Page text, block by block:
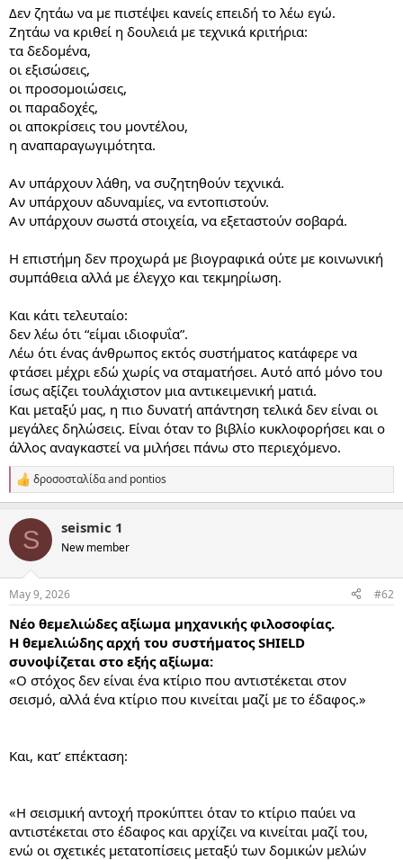
ατυχίες. Δυστυχώς έτσι είναι η ζωή. Μια ωραία ημέρα μπορεί να
ξυπνήσεις με κάποιο πρόβλημα υγείας πχ και το ερευνητικό
μέλλον που μέχρι χτες φαινόταν λαμπρό να μην έχει πλέον καμία
σημασία. Ή μπορεί να δουλεύεις κάπου που δεν μπορούν να σε
υποστηρίξουν αλλά να μην μπορείς να μετακινηθείς λόγω άλλων
υποχρεώσεων. Ή να είσαι γυναίκα σε ανδροκρατούμενο κλάδο
και να σε θεωρούν όλοι ηλίθια πριν ακόμα ανοίξεις το στόμα σου.
Ή να μην σε παίρνουν στα σοβαρά γιατί είσαι πολύ μεγάλος
δηλαδή ξοφλημένος ή πολύ μικρός, δηλαδή άβγαλτος. Ή μπορεί
να είσαι αντιπαθέστατος τύπος (είτε ψώνιο είτε άτομο με
συνεργαστεί μαζί σου αλλά κι αν βρισκόσασταν ναυαγοί σε
ερημονήσι θα πήγαινε να αυτοκτονήσει παρά να περάσει χρόνο
μαζί σου, αλλά αυτό δεν θα στο πει κανένας κατάμουτρα. Τί να
νομίζει ότι είναι ο καλύτερος.
Αν η ιδέα σου μπορεί να έχει εμπορική εφαρμογή υπάρχει
χρηματοδότηση για την ανάπτυξή της από διάφορες πηγές, εντός
μια που πλέον βρίσκεις τα πάντα ονλάιν, και να το κυνηγήσεις.
Εννοείται ότι θα πρέπει να μάθεις τη γλώσσα και το ύφος, αλλά
αυτό είναι αναμενόμενο και όπως λέω και πιο πάνω, πλέον
εύκολο να βρεις πληροφορίες.
Θα ήθελα να γράψω πολλά ακόμα, αλλά είναι αργά και δεν έχω
χρόνο. Καλή τύχη και καλά μυαλά.
Δεν ζητάω να με πιστέψει κανείς επειδή το λέω εγώ.
Ζητάω να κριθεί η δουλειά με τεχνικά κριτήρια:
τα δεδομένα,
οι εξισώσεις,
οι προσομοιώσεις,
οι παραδοχές,
οι αποκρίσεις του μοντέλου,
η αναπαραγωγιμότητα.
Αν υπάρχουν λάθη, να συζητηθούν τεχνικά.
Αν υπάρχουν αδυναμίες, να εντοπιστούν.
Αν υπάρχουν σωστά στοιχεία, να εξεταστούν σοβαρά.
Η επιστήμη δεν προχωρά με βιογραφικά ούτε με κοινωνική
συμπάθεια αλλά με έλεγχο και τεκμηρίωση.
Και κάτι τελευταίο:
δεν λέω ότι “είμαι ιδιοφυΐα”.
Λέω ότι ένας άνθρωπος εκτός συστήματος κατάφερε να
φτάσει μέχρι εδώ χωρίς να σταματήσει. Αυτό από μόνο του
ίσως αξίζει τουλάχιστον μια αντικειμενική ματιά.
Και μεταξύ μας, η πιο δυνατή απάντηση τελικά δεν είναι οι
μεγάλες δηλώσεις. Είναι όταν το βιβλίο κυκλοφορήσει και ο
άλλος αναγκαστεί να μιλήσει πάνω στο περιεχόμενο.
R
e
c
i
s
δροσοσταλίδαand pontios
S seismic 1
New member
May 9, 2026 #62
Νέο θεμελιώδες αξίωμα μηχανικής φιλοσοφίας.
Η θεμελιώδης αρχή του συστήματος SHIELD
συνοψίζεται στο εξής αξίωμα:
«Ο στόχος δεν είναι ένα κτίριο που αντιστέκεται στον
σεισμό, αλλά ένα κτίριο που κινείται μαζί με το έδαφος.»
Και, κατ’ επέκταση:
«Η σεισμική αντοχή προκύπτει όταν το κτίριο παύει να
αντιστέκεται στο έδαφος και αρχίζει να κινείται μαζί του,
ενώ οι σχετικές μετατοπίσεις μεταξύ των δομικών μελών